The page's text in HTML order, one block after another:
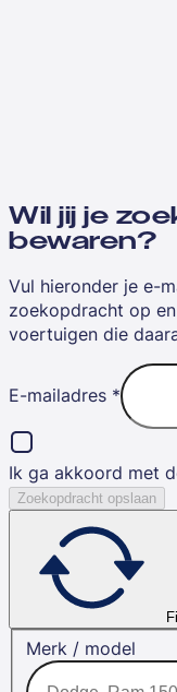
Wil jij je
bewaren?
Vul hieronder je e-
zoekopdracht op
voertuigen die
E-mailadres *
Ik ga akkoord met
Zoekopdracht opslaan
Merk / model